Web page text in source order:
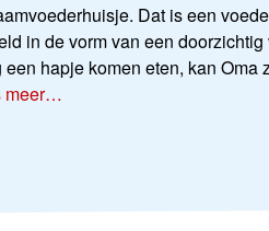
Dat is een
in de vorm van een
hapje komen eten, kan
meer…